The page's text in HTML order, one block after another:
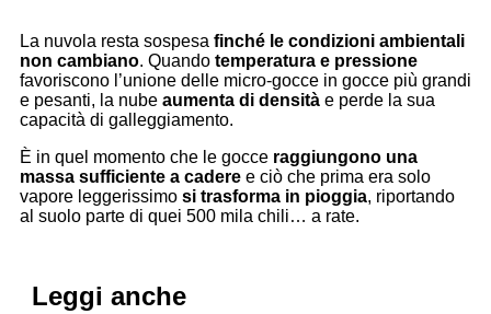
La nuvola resta sospesa finché le condizioni ambientali
non cambiano. Quando temperatura e pressione
favoriscono l’unione delle micro-gocce in gocce più grandi
e pesanti, la nube aumenta di densità e perde la sua
capacità di galleggiamento.
È in quel momento che le gocce raggiungono una
massa sufficiente a cadere e ciò che prima era solo
vapore leggerissimo si trasforma in pioggia, riportando
al suolo parte di quei 500 mila chili… a rate.
Leggi anche